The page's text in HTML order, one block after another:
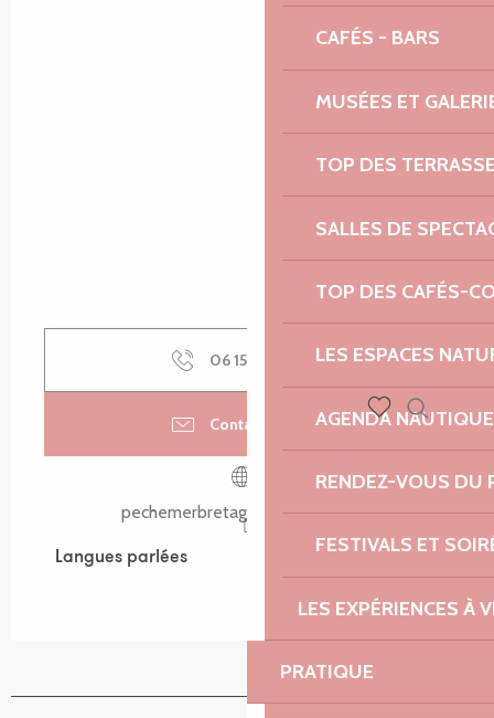
CAFÉS - BARS
MUSÉES ET
TOP DES
SALLES DE
TOP DES CAFÉS-
LES ESPACES
AGENDA NAUTIQUE
RENDEZ-VOUS DU
FESTIVALS ET
LES EXPÉRIENCES À
PRATIQUE
06 15 05 02 ▒▒
Contactez-nous
pechemerbretagne.blogspot.com
Langues parlées
Langues parlées